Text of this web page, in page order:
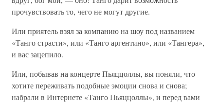
прочувствовать то, чего не могут другие.
Или приятель взял за компанию на шоу под названием
«Танго страсти», или «Танго аргентино», или «Тангера»,
и вас зацепило.
Или, побывав на концерте Пьяццоллы, вы поняли, что
хотите переживать подобные эмоции снова и снова;
набрали в Интернете «Танго Пьяццоллы», и перед вами